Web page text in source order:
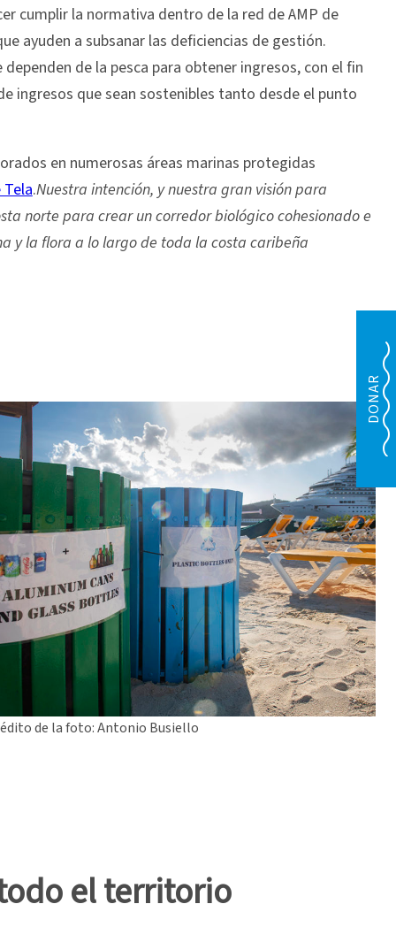
cumplir la normativa dentro de la red de AMP de
ayuden a subsanar las deficiencias de gestión.
de la pesca para obtener ingresos, con el fin
ingresos que sean sostenibles tanto desde el punto
en numerosas áreas marinas protegidas
.Nuestra intención, y nuestra gran visión para
norte para crear un corredor biológico cohesionado e
y la flora a lo largo de toda la costa caribeña
de la foto: Antonio Busiello
el territorio
DONAR